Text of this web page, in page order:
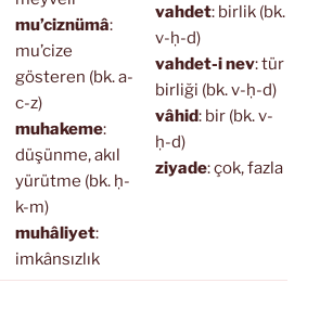
mu’ciznümâ:
mu’cize
gösteren (bk. a-
c-z)
muhakeme:
düşünme, akıl
yürütme (bk. ḥ-
k-m)
muhâliyet:
imkânsızlık
vahdet: birlik (bk.
v-ḥ-d)
vahdet-i nev: tür
birliği (bk. v-ḥ-d)
vâhid: bir (bk. v-
ḥ-d)
ziyade: çok, fazla